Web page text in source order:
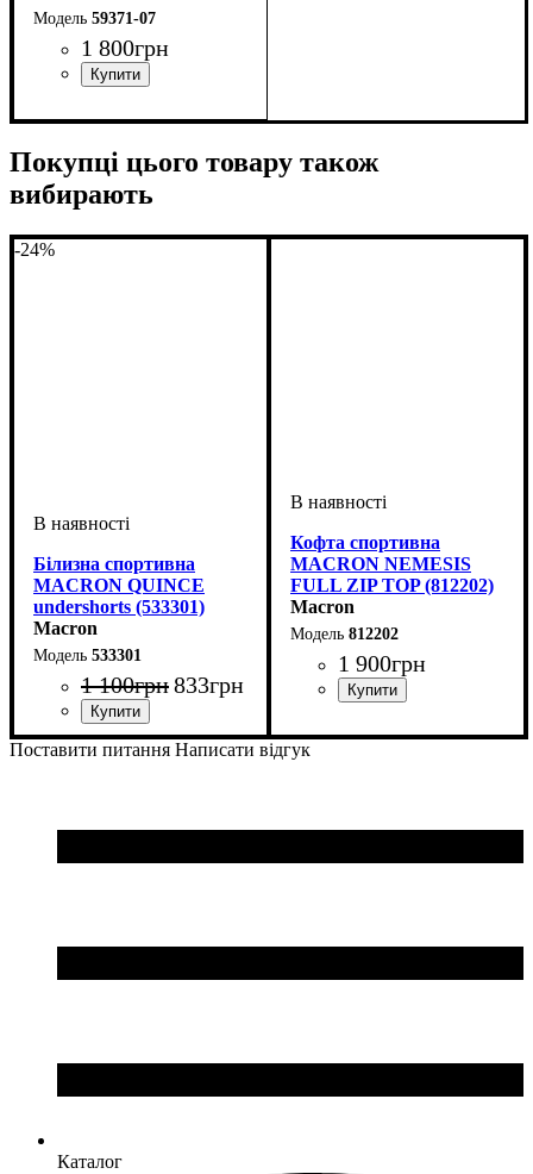
59371-07
1 800грн
Покупці цього товару також
вибирають
-24%
Білизна спортивна
MACRON QUINCE
undershorts (533301)
Macron
533301
1 100грн833грн
Стать: Дитяче, Унісекс,
Чоловічий
Виробник: Macron
Колір: Білий
Кофта спортивна
MACRON NEMESIS
FULL ZIP TOP (812202)
Macron
812202
1 900грн
Чоловічий
Поставити питання Написати відгук
Каталог